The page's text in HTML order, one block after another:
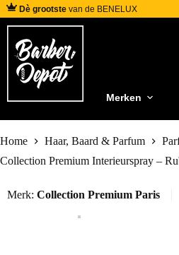
Dè grootste van de BENELUX
Merken
Home Haar, Baard & Parfum
Collection Premium Interieurspray –
Merk: Collection Premium Paris